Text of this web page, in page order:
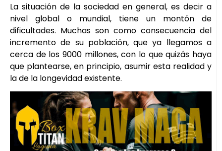
La situación de la sociedad en general, es decir a
nivel global o mundial, tiene un montón de
dificultades. Muchas son como consecuencia del
incremento de su población, que ya llegamos a
cerca de los 9000 millones, con lo que quizás haya
que plantearse, en principio, asumir esta realidad y
la de la longevidad existente.